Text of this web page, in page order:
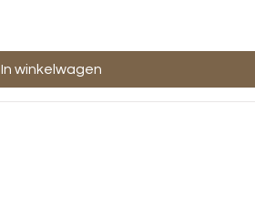
In winkelwagen